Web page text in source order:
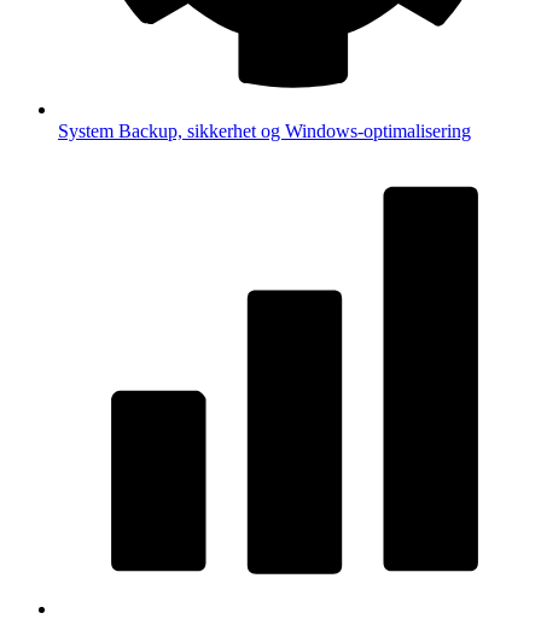
System Backup, sikkerhet og Windows-optimalisering